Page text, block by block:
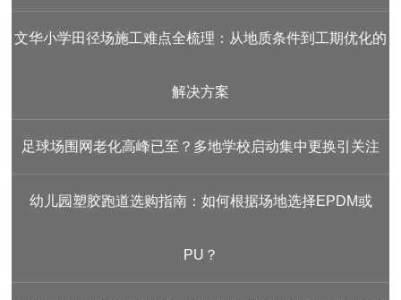
文华小学田径场施工难点全梳理：从地质条件到工期优化的
解决方案
足球场围网老化高峰已至？多地学校启动集中更换引关注
幼儿园塑胶跑道选购指南：如何根据场地选择EPDM或
PU？